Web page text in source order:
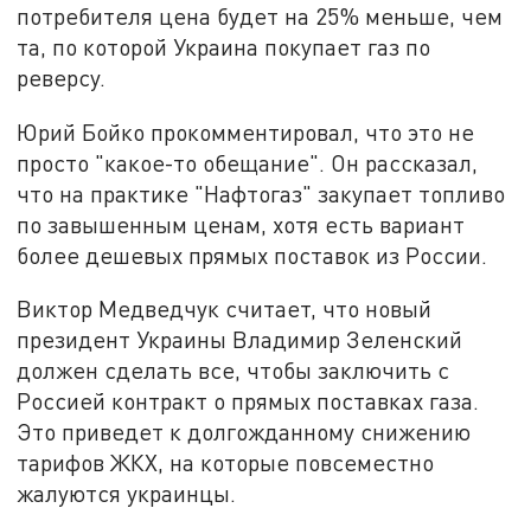
потребителя цена будет на 25% меньше, чем
та, по которой Украина покупает газ по
реверсу.
Юрий Бойко прокомментировал, что это не
просто "какое-то обещание". Он рассказал,
что на практике "Нафтогаз" закупает топливо
по завышенным ценам, хотя есть вариант
более дешевых прямых поставок из России.
Виктор Медведчук считает, что новый
президент Украины Владимир Зеленский
должен сделать все, чтобы заключить с
Россией контракт о прямых поставках газа.
Это приведет к долгожданному снижению
тарифов ЖКХ, на которые повсеместно
жалуются украинцы.